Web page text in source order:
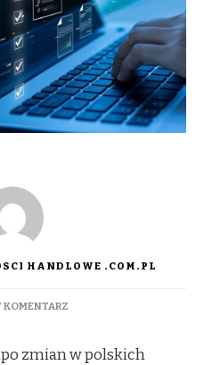
HANDLOWE .COM.PL
KOMENTARZDO
2026
zmian w polskich